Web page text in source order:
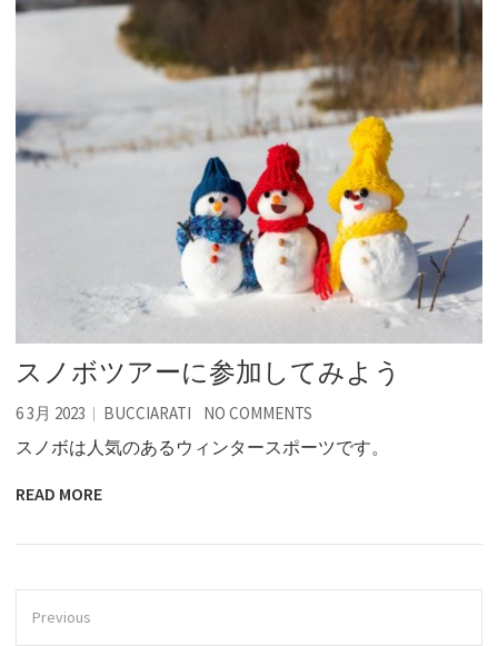
スノボツアーに参加してみよう
6 3月 2023 BUCCIARATI NO COMMENTS
スノボは人気のあるウィンタースポーツです。
READ MORE
Previous